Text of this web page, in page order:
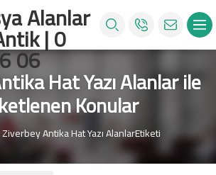
Hat Yazı Alanlar ile
Konular
Ziverbey Antika Hat Yazı AlanlarEtiketi